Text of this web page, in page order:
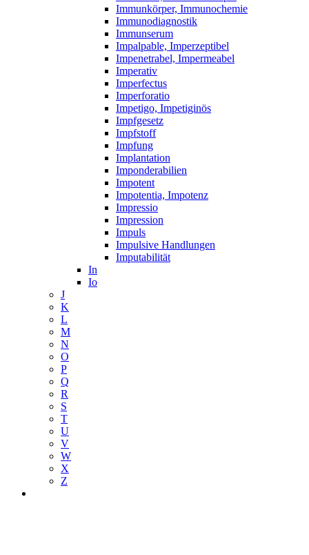
Immunkörper, Immunochemie
Immunodiagnostik
Immunserum
Impalpable, Imperzeptibel
Impenetrabel, Impermeabel
Imperativ
Imperfectus
Imperforatio
Impetigo, Impetiginös
Impfgesetz
Impfstoff
Impfung
Implantation
Imponderabilien
Impotent
Impotentia, Impotenz
Impressio
Impression
Impuls
Impulsive Handlungen
Imputabilität
In
Io
J
K
L
M
N
O
P
Q
R
S
T
U
V
W
X
Z